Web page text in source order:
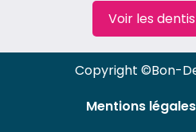
Voir les
Copyright ©Bon-
Mentions légales